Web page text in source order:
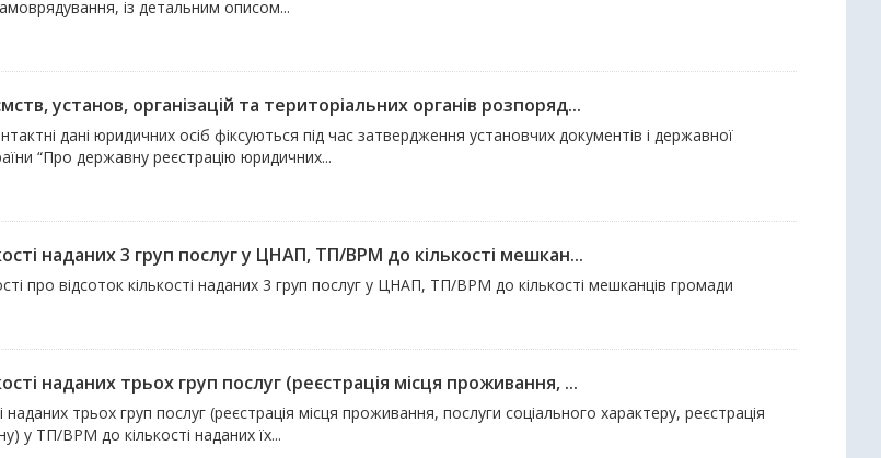
із детальним описом...
установ, організацій та територіальних органів розпоряд...
дані юридичних осіб фіксуються під час затвердження установчих документів і державної
“Про державну реєстрацію юридичних...
наданих 3 груп послуг у ЦНАП, ТП/ВРМ до кількості мешкан...
про відсоток кількості наданих 3 груп послуг у ЦНАП, ТП/ВРМ до кількості мешканців громади
наданих трьох груп послуг (реєстрація місця проживання, ...
наданих трьох груп послуг (реєстрація місця проживання, послуги соціального характеру, реєстрація
у ТП/ВРМ до кількості наданих їх...